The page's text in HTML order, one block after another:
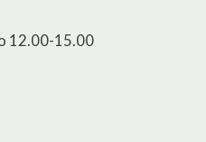
12.00-15.00